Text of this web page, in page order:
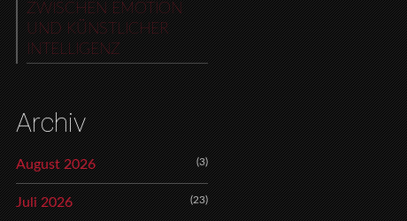
ZWISCHEN EMOTION
UND KÜNSTLICHER
INTELLIGENZ
Archiv
August 2026 (3)
Juli 2026 (23)